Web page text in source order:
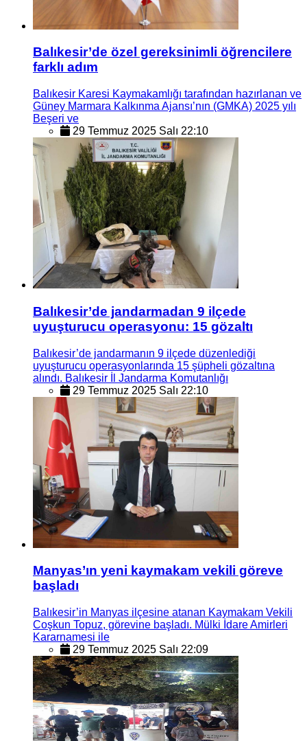
Balıkesir’de özel gereksinimli öğrencilere
farklı adım
Balıkesir Karesi Kaymakamlığı tarafından hazırlanan ve
Güney Marmara Kalkınma Ajansı’nın (GMKA) 2025 yılı
Beşeri ve
29 Temmuz 2025 Salı 22:10
Balıkesir’de jandarmadan 9 ilçede
uyuşturucu operasyonu: 15 gözaltı
Balıkesir’de jandarmanın 9 ilçede düzenlediği
uyuşturucu operasyonlarında 15 şüpheli gözaltına
alındı. Balıkesir İl Jandarma Komutanlığı
29 Temmuz 2025 Salı 22:10
Manyas’ın yeni kaymakam vekili göreve
başladı
Balıkesir’in Manyas ilçesine atanan Kaymakam Vekili
Coşkun Topuz, görevine başladı. Mülki İdare Amirleri
Kararnamesi ile
29 Temmuz 2025 Salı 22:09